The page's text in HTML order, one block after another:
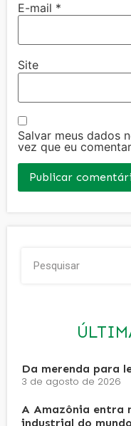
E-mail *
Site
Salvar meus dados
vez que eu
Da merenda para
3 de agosto de 2026
A Amazônia entra
industrial do